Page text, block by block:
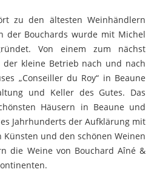
zu den ältesten Weinhändlern
der Bouchards wurde mit Michel
Von einem zum nächst
der kleine Betrieb nach und nach
„Conseiller du Roy“ in Beaune
und Keller des Gutes. Das
Häusern in Beaune und
Jahrhunderts der Aufklärung mit
und den schönen Weinen
die Weine von Bouchard Aîné &